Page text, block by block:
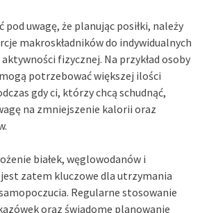
uwagę, że planując posiłki, należy
makroskładników do indywidualnych
fizycznej. Na przykład osoby
potrzebować większej ilości
gdy ci, którzy chcą schudnąć,
na zmniejszenie kalorii oraz
białek, węglowodanów i
jest zatem kluczowe dla utrzymania
Regularne stosowanie
oraz świadome planowanie